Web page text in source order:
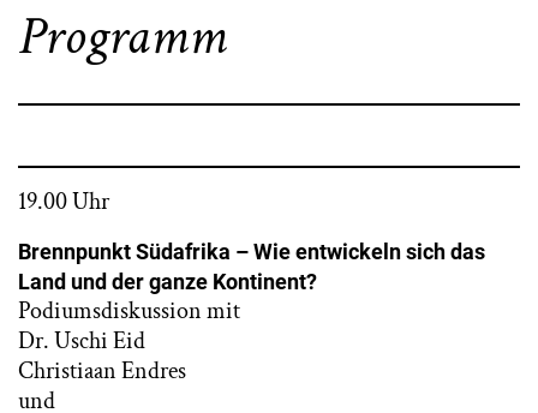
Programm
19.00 Uhr
Brennpunkt Südafrika – Wie entwickeln sich das
Land und der ganze Kontinent?
Podiumsdiskussion mit
Dr. Uschi Eid
Christiaan Endres
und